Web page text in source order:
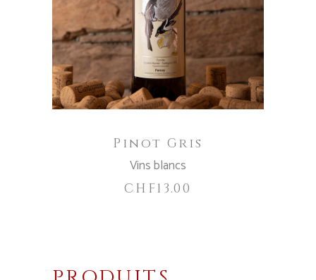
AJOUTER AU PANIER
Pinot Gris
Vins blancs
CHF13.00